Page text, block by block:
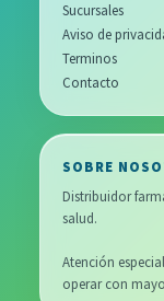
Sucursales
Aviso de
Terminos
Contacto
SOBRE
Distribuidor
salud.
Atención
operar con